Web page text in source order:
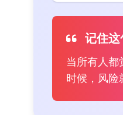
记住这
当所有人都
时候，风险